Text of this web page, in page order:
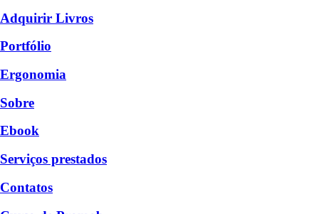
Adquirir Livros
Portfólio
Ergonomia
Sobre
Ebook
Serviços prestados
Contatos